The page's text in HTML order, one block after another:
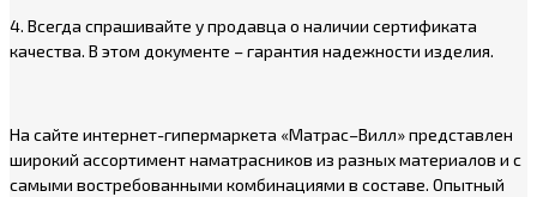
4. Всегда спрашивайте у продавца о наличии сертификата
качества. В этом документе – гарантия надежности изделия.
На сайте интернет-гипермаркета «Матрас–Вилл» представлен
широкий ассортимент наматрасников из разных материалов и с
самыми востребованными комбинациями в составе. Опытный